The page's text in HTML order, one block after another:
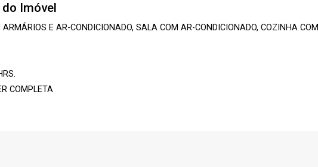
Imóvel
E AR-CONDICIONADO, SALA COM AR-CONDICIONADO, COZINHA COM
COMPLETA